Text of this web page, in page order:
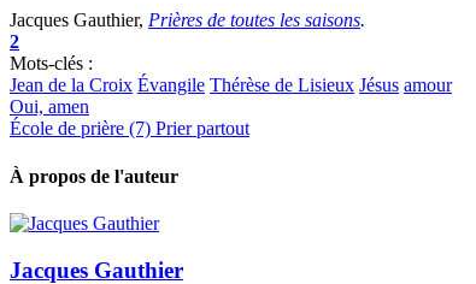
Jacques Gauthier, Prières de toutes les saisons.
2
Mots-clés :
Jean de la Croix Évangile Thérèse de Lisieux Jésus amour
Oui, amen
École de prière (7) Prier partout
À propos de l'auteur
Jacques Gauthier